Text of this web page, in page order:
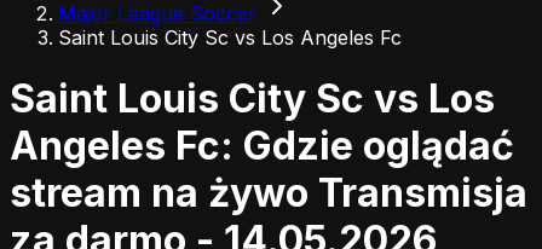
Major League Soccer
Saint Louis City Sc vs Los Angeles Fc
Saint Louis City Sc vs Los
Angeles Fc: Gdzie oglądać
stream na żywo Transmisja